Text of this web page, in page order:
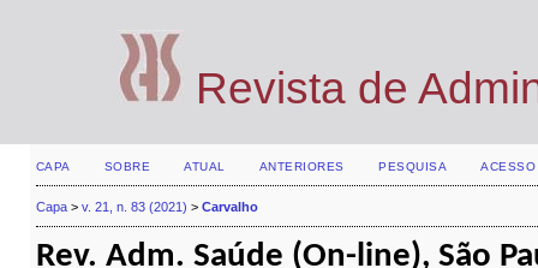
Revista de
CAPA SOBRE ATUAL ANTERIORES PESQUISA ACESSO
Capa> v. 21, n. 83 (2021) > Carvalho
Rev. Adm. Saúde (On-line), São